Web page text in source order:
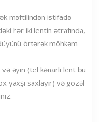
məftilindən istifadə
hər iki lentin ətrafında,
örtərək möhkəm
əyin (tel kənarlı lent bu
yaxşı saxlayır) və gözəl